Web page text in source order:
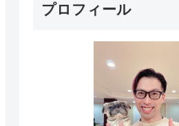
プロフィール